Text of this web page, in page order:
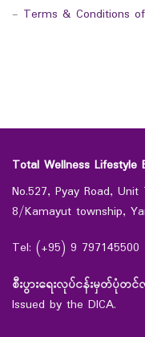
- Terms & Conditions
Total Wellness Lifestyle
No.527, Pyay Road,
8/Kamayut township,
Tel: (+95) 9 797145500
စီးပွားရေးလုပ်ငန်းမှတ်
Issued by the DICA.